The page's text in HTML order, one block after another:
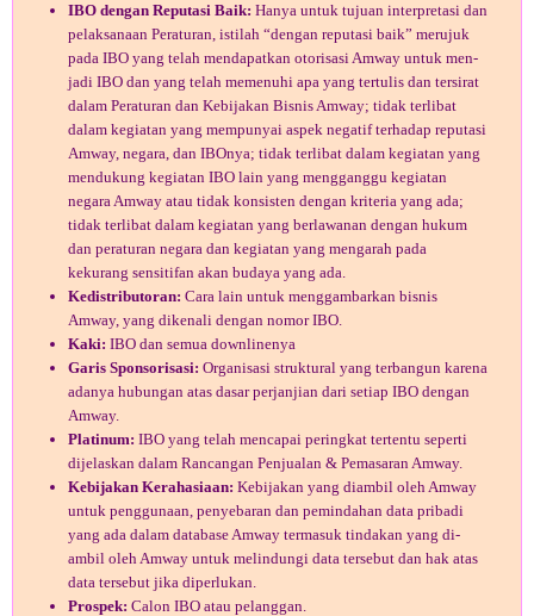
IBO dengan Reputasi Baik: Hanya untuk tujuan interpretasi dan
pelaksanaan Peraturan, istilah “dengan reputasi baik” merujuk
pada IBO yang telah mendapatkan otorisasi Amway untuk men­
jadi IBO dan yang telah memenuhi apa yang tertulis dan tersirat
dalam Peraturan dan Kebijakan Bisnis Amway; tidak terlibat
dalam kegiatan yang mempunyai aspek negatif terhadap repu­tasi
Amway, negara, dan IBOnya; tidak terlibat dalam kegiatan yang
mendukung kegiatan IBO lain yang mengganggu kegiatan
negara Amway atau tidak konsisten dengan kriteria yang ada;
tidak terlibat dalam kegiatan yang berlawanan dengan hukum
dan peraturan negara dan kegiatan yang mengarah pada
kekurang sensitifan akan budaya yang ada.
Kedistributoran: Cara lain untuk menggambarkan bisnis
Amway, yang dikenali dengan nomor IBO.
Kaki: IBO dan semua downlinenya
Garis Sponsorisasi: Organisasi struktural yang terbangun karena
adanya hubungan atas dasar perjanjian dari setiap IBO dengan
Amway.
Platinum: IBO yang telah mencapai peringkat tertentu seperti
dijelaskan dalam Rancangan Penjualan & Pemasaran Amway.
Kebijakan Kerahasiaan: Kebijakan yang diambil oleh Amway
untuk penggunaan, penyebaran dan pemindahan data pribadi
yang ada dalam database Amway termasuk tindakan yang di­
ambil oleh Amway untuk melindungi data tersebut dan hak atas
data tersebut jika diperlukan.
Prospek: Calon IBO atau pelanggan.